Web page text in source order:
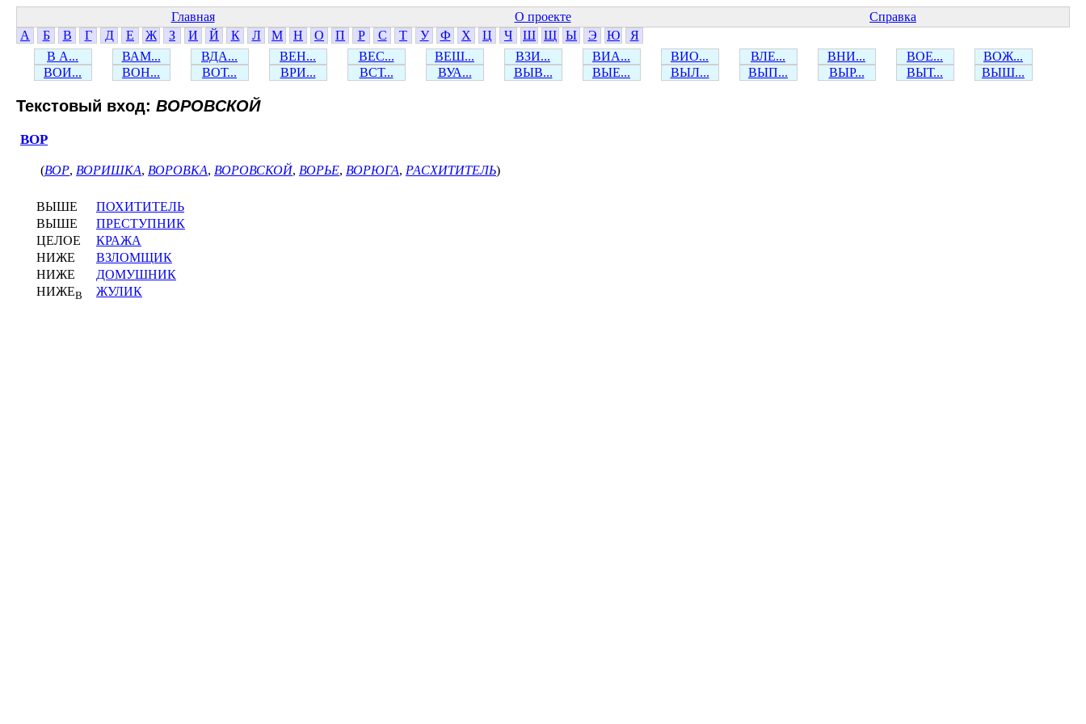
Главная О проекте
Справка
А
Б В Г Д Е Ж З И Й К Л М Н О П Р С Т У Ф Х Ц Ч Ш Щ Ы Э Ю
Я
В А...
ВАМ... ВДА... ВЕН... ВЕС... ВЕШ... ВЗИ... ВИА... ВИО... ВЛЕ... ВНИ... ВОЕ...
ВОЖ...
ВОИ...
ВОН... ВОТ... ВРИ... ВСТ... ВУА... ВЫВ... ВЫЕ... ВЫЛ... ВЫП... ВЫР... ВЫТ... ВЫШ...
Текстовый вход: ВОРОВСКОЙ
ВОР
(ВОР, ВОРИШКА, ВОРОВКА, ВОРОВСКОЙ, ВОРЬЕ, ВОРЮГА, РАСХИТИТЕЛЬ)
ВЫШЕ
ПОХИТИТЕЛЬ
ВЫШЕ
ПРЕСТУПНИК
ЦЕЛОЕ
КРАЖА
НИЖЕ
ВЗЛОМЩИК
НИЖЕ
ДОМУШНИК
НИЖЕВ ЖУЛИК